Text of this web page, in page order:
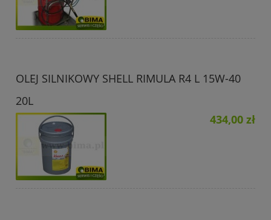
OLEJ SILNIKOWY SHELL RIMULA R4 L 15W-40
20L
434,00 zł